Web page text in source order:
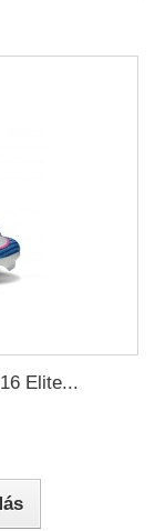
Elite...